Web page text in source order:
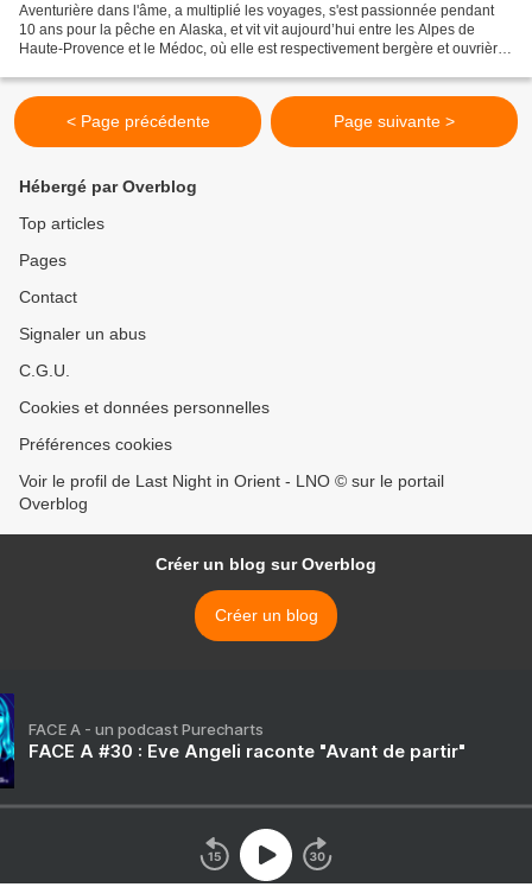
Aventurière dans l'âme, a multiplié les voyages, s'est passionnée pendant
10 ans pour la pêche en Alaska, et vit vit aujourd’hui entre les Alpes de
Haute-Provence et le Médoc, où elle est respectivement bergère et ouvrière
< Page précédente Page suivante >
Hébergé par Overblog
Top articles
Pages
Contact
Signaler un abus
C.G.U.
Cookies et données personnelles
Préférences cookies
Voir le profil de Last Night in Orient - LNO © sur le portail
Overblog
Créer un blog sur Overblog
Créer un blog
FACE A - un podcast Purecharts
FACE A #30 : Eve Angeli raconte "Avant de partir"